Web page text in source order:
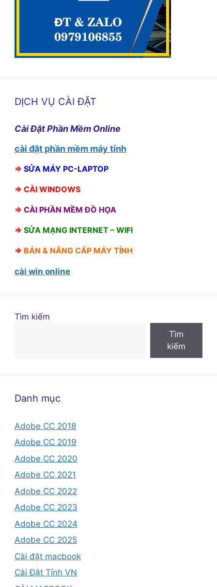
DỊCH VỤ CÀI ĐẶT
Cài Đặt Phần Mềm Online
cài đặt phần mềm máy tính
⇒ SỬA MÁY PC-LAPTOP
⇒ CÀI WINDOWS
⇒ CÀI PHẦN MỀM ĐỒ HỌA
⇒ SỬA MẠNG INTERNET – WIFI
⇒ BÁN & NÂNG CẤP MÁY TÍNH
cài win online
Tìm kiếm
Tìm
kiếm
Danh mục
Adobe CC 2018
Adobe CC 2019
Adobe CC 2020
Adobe CC 2021
Adobe CC 2022
Adobe CC 2023
Adobe CC 2024
Adobe CC 2025
Cài đặt macbook
Cài Đặt Tỉnh VN